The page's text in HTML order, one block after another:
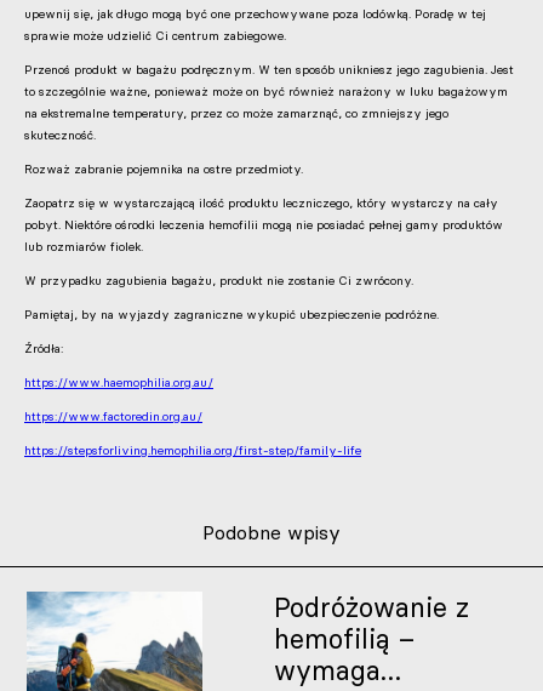
upewnij się, jak długo mogą być one przechowywane poza lodówką. Poradę w tej
sprawie może udzielić Ci centrum zabiegowe.
Przenoś produkt w bagażu podręcznym. W ten sposób unikniesz jego zagubienia. Jest
to szczególnie ważne, ponieważ może on być również narażony w luku bagażowym
na ekstremalne temperatury, przez co może zamarznąć, co zmniejszy jego
skuteczność.
Rozważ zabranie pojemnika na ostre przedmioty.
Zaopatrz się w wystarczającą ilość produktu leczniczego, który wystarczy na cały
pobyt. Niektóre ośrodki leczenia hemofilii mogą nie posiadać pełnej gamy produktów
lub rozmiarów fiolek.
W przypadku zagubienia bagażu, produkt nie zostanie Ci zwrócony.
Pamiętaj, by na wyjazdy zagraniczne wykupić ubezpieczenie podróżne.
Źródła:
https://www.haemophilia.org.au/
https://www.factoredin.org.au/
https://stepsforliving.hemophilia.org/first-step/family-life
Podobne wpisy
Podróżowanie z
hemofilią –
wymaga